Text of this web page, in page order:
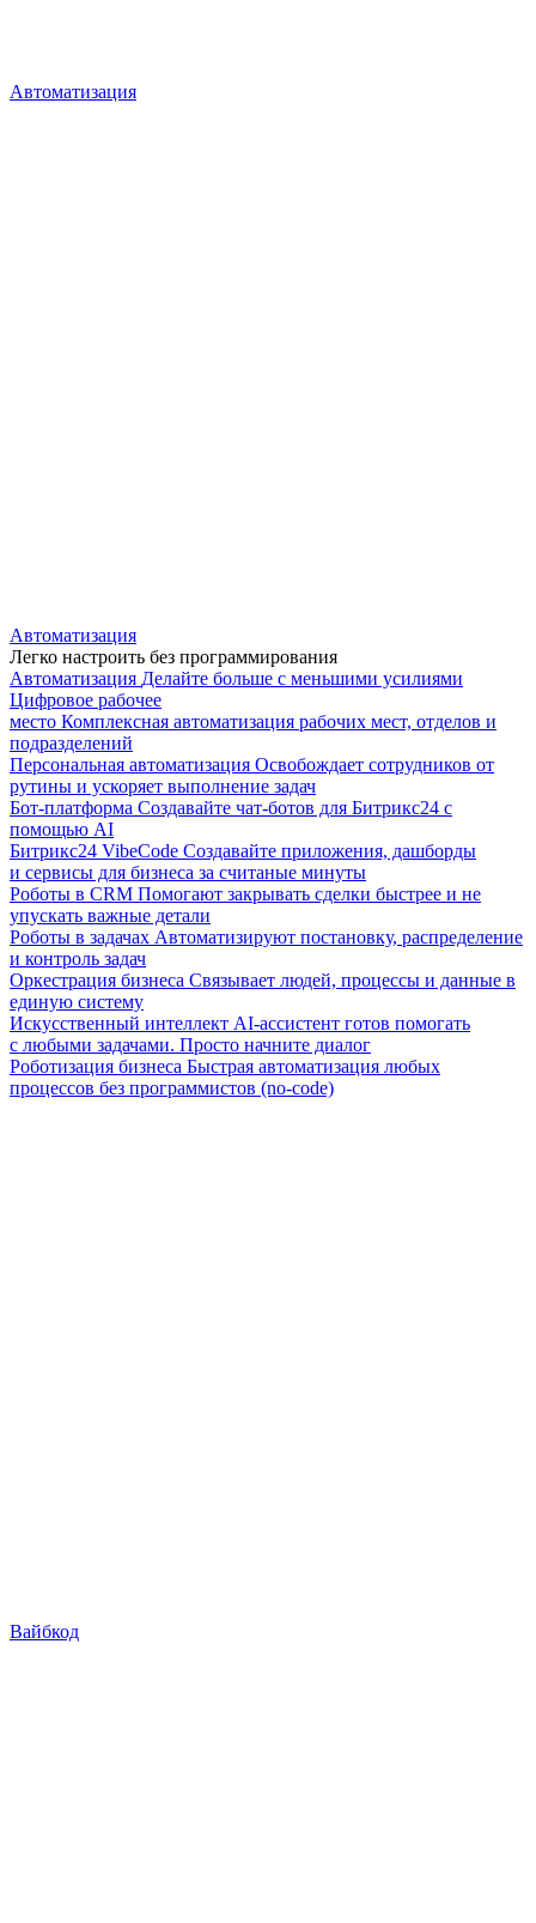
Автоматизация
Автоматизация
Легко настроить без программирования
Автоматизация Делайте больше с меньшими усилиями
Цифровое рабочее
место Комплексная автоматизация рабочих мест, отделов и
подразделений
Персональная автоматизация Освобождает сотрудников от
рутины и ускоряет выполнение задач
Бот-платформа Создавайте чат-ботов для Битрикс24 с
помощью AI
Битрикс24 VibeCode Создавайте приложения, дашборды
и сервисы для бизнеса за считаные минуты
Роботы в CRM Помогают закрывать сделки быстрее и не
упускать важные детали
Роботы в задачах Автоматизируют постановку, распределение
и контроль задач
Оркестрация бизнеса Связывает людей, процессы и данные в
единую систему
Искусственный интеллект AI-ассистент готов помогать
с любыми задачами. Просто начните диалог
Роботизация бизнеса Быстрая автоматизация любых
процессов без программистов (no-code)
Вайбкод